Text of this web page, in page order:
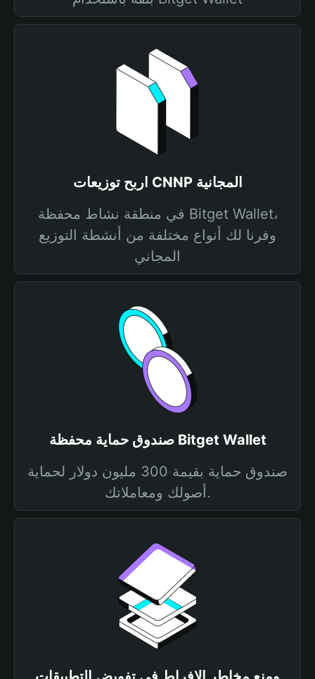
اربح توزيعات CNNP المجانية
في منطقة نشاط محفظة Bitget Wallet،
وفرنا لك أنواع مختلفة من أنشطة التوزيع
المجاني
صندوق حماية محفظة Bitget Wallet
صندوق حماية بقيمة 300 مليون دولار لحماية
أصولك ومعاملاتك.